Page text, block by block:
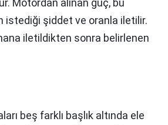
Motordan alınan güç, bu
istediği şiddet ve oranla iletilir.
iletildikten sonra belirlenen
beş farklı başlık altında ele